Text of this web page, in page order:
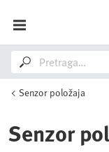
Senzor položaja
Senzor